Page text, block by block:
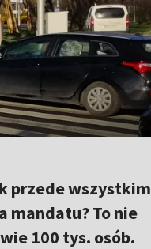
przede wszystkim
mandatu? To nie
100 tys. osób.